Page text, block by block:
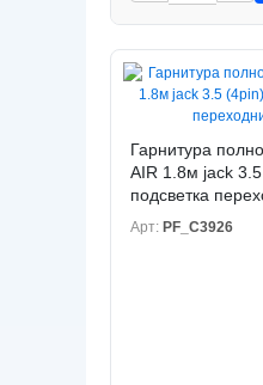
Гарнитура
AIR 1.8м jack
подсветка
Арт: PF_C3926